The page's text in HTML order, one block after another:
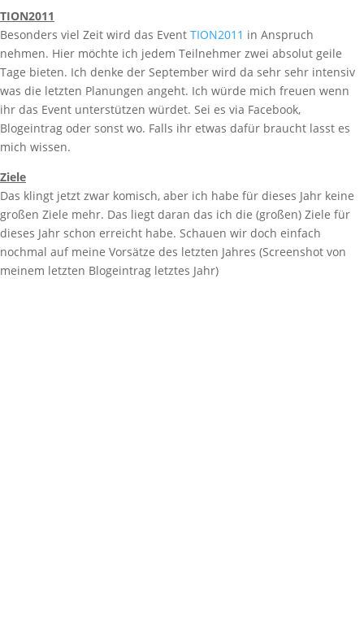
TION2011
Besonders viel Zeit wird das Event TION2011 in Anspruch
nehmen. Hier möchte ich jedem Teilnehmer zwei absolut geile
Tage bieten. Ich denke der September wird da sehr sehr intensiv
was die letzten Planungen angeht. Ich würde mich freuen wenn
ihr das Event unterstützen würdet. Sei es via Facebook,
Blogeintrag oder sonst wo. Falls ihr etwas dafür braucht lasst es
mich wissen.
Ziele
Das klingt jetzt zwar komisch, aber ich habe für dieses Jahr keine
großen Ziele mehr. Das liegt daran das ich die (großen) Ziele für
dieses Jahr schon erreicht habe. Schauen wir doch einfach
nochmal auf meine Vorsätze des letzten Jahres (Screenshot von
meinem letzten Blogeintrag letztes Jahr)